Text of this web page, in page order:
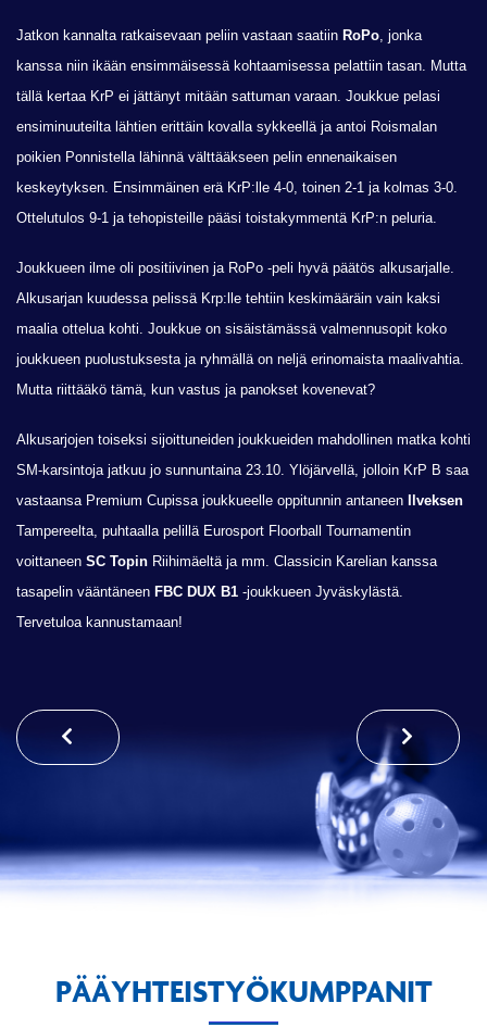
Jatkon kannalta ratkaisevaan peliin vastaan saatiin RoPo , jonka
kanssa niin ikään ensimmäisessä kohtaamisessa pelattiin tasan. Mutta
tällä kertaa KrP ei jättänyt mitään sattuman varaan. Joukkue pelasi
ensiminuuteilta lähtien erittäin kovalla sykkeellä ja antoi Roismalan
poikien Ponnistella lähinnä välttääkseen pelin ennenaikaisen
keskeytyksen. Ensimmäinen erä KrP:lle 4-0, toinen 2-1 ja kolmas 3-0.
Ottelutulos 9-1 ja tehopisteille pääsi toistakymmentä KrP:n peluria.
Joukkueen ilme oli positiivinen ja RoPo -peli hyvä päätös alkusarjalle.
Alkusarjan kuudessa pelissä Krp:lle tehtiin keskimääräin vain kaksi
maalia ottelua kohti. Joukkue on sisäistämässä valmennusopit koko
joukkueen puolustuksesta ja ryhmällä on neljä erinomaista maalivahtia.
Mutta riittääkö tämä, kun vastus ja panokset kovenevat?
Alkusarjojen toiseksi sijoittuneiden joukkueiden mahdollinen matka kohti
SM-karsintoja jatkuu jo sunnuntaina 23.10. Ylöjärvellä, jolloin KrP B saa
vastaansa Premium Cupissa joukkueelle oppitunnin antaneen
Ilveksen
Tampereelta, puhtaalla pelillä Eurosport Floorball Tournamentin
voittaneen SC Topin Riihimäeltä ja mm. Classicin Karelian kanssa
tasapelin vääntäneen FBC DUX B1 -joukkueen Jyväskylästä.
Tervetuloa kannustamaan!
PÄÄYHTEISTYÖKUMPPANIT